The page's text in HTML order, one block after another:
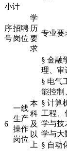
小计
序
号
招聘
岗位
学
历
要
求
专业要
6
一线
生产
操作
岗位
本
科
及
以
上
§ 金融
理、审
§ 电气
能控制
§ 计算
工程、
学与技
学与大
§ 自动